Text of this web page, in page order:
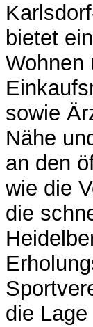
bietet
Wohnen
sowie
Nähe
an den
wie die
die
die